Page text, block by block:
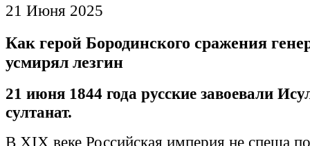
21 Июня 2025
Как герой Бородинского сражения
усмирял лезгин
21 июня 1844 года русские завоевали
султанат.
В XIX веке Российская империя не спеша